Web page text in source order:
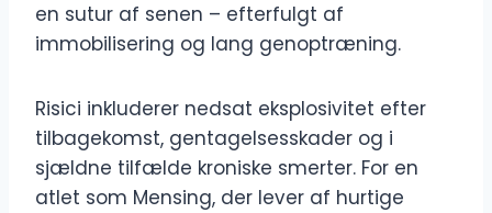
en sutur af senen – efterfulgt af
immobilisering og lang genoptræning.
Risici inkluderer nedsat eksplosivitet efter
tilbagekomst, gentagelsesskader og i
sjældne tilfælde kroniske smerter. For en
atlet som Mensing, der lever af hurtige